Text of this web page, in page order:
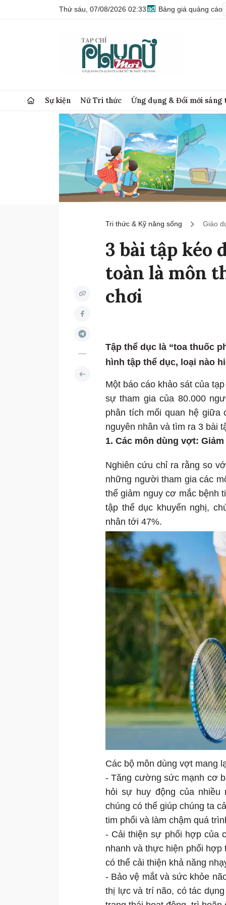
Thứ sáu, 07/08/2026 02:33 Bảng giá quảng cáo
Sự kiện Nữ Trí thức Ứng dụng & Đổi mới sáng
Tri thức & Kỹ năng sống Giáo
3 bài tập kéo
toàn là môn
chơi
Tập thể dục là “toa thuốc
hình tập thể dục, loại nào
Một báo cáo khảo sát của
sự tham gia của 80.000
phân tích mối quan hệ giữa
nguyên nhân và tìm ra 3 bài
1. Các môn dùng vợt:
Nghiên cứu chỉ ra rằng so
những người tham gia các
thể giảm nguy cơ mắc bệnh
tập thể dục khuyến nghị,
nhân tới 47%.
Các bộ môn dùng vợt mang
- Tăng cường sức mạnh cơ
hỏi sự huy động của
chúng có thể giúp chúng ta
tim phổi và làm chậm quá
- Cải thiện sự phối hợp của
nhanh và thực hiện phối hợp
có thể cải thiện khả năng
- Bảo vệ mắt và sức khỏe
thị lực và trí não, có tác